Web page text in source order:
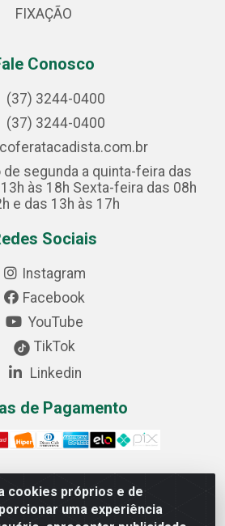
cookies próprios e de
uma experiência
FIXAÇÃO
Conosco
(37) 3244-0400
(37) 3244-0400
segunda a quinta-feira das
às 18h Sexta-feira das 08h
e das 13h às 17h
Sociais
Instagram
Facebook
YouTube
TikTok
Linkedin
de Pagamento
e Distribuidora LTDA - Avenida
D - Centro Industrial, Carmo do